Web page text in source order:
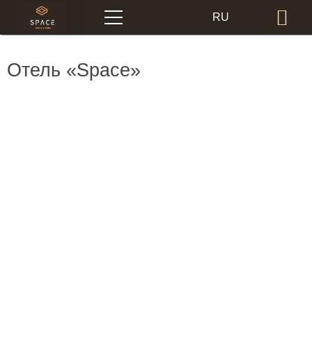
Меню RU
Отель «Space»